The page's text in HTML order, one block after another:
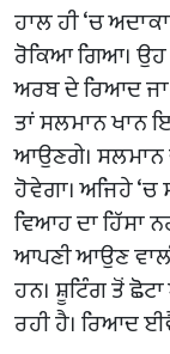
ਹਾਲ ਹੀ ‘ਚ
ਰੋਕਿਆ ਗਿਆ। ਉਹ
ਅਰਬ ਦੇ ਰਿਆਦ ਜਾ
ਤਾਂ ਸਲਮਾਨ ਖਾਨ
ਆਉਣਗੇ। ਸਲਮਾਨ
ਹੋਵੇਗਾ। ਅਜਿਹੇ ‘ਚ
ਵਿਆਹ ਦਾ ਹਿੱਸਾ
ਆਪਣੀ ਆਉਣ
ਹਨ। ਸ਼ੂਟਿੰਗ ਤੋਂ
ਰਹੀ ਹੈ। ਰਿਆਦ